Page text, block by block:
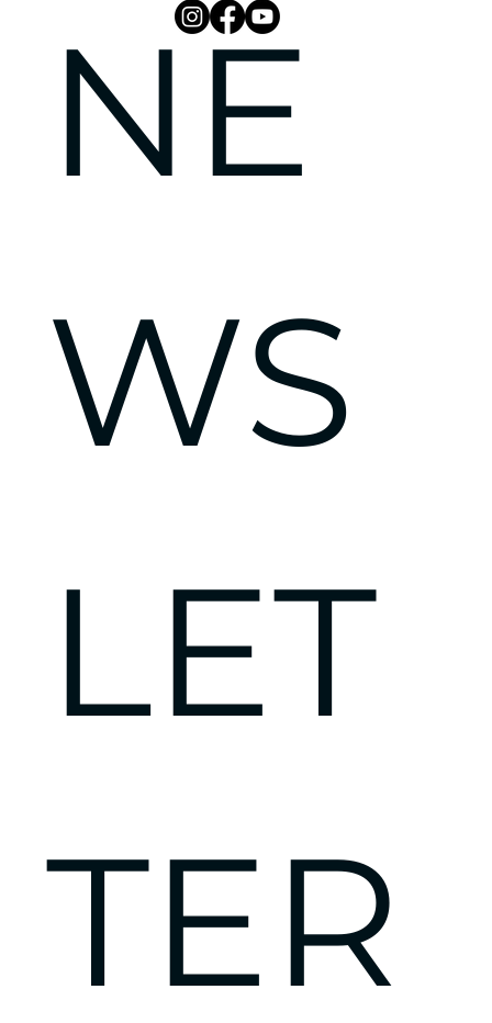
NE
WS
LET
TER